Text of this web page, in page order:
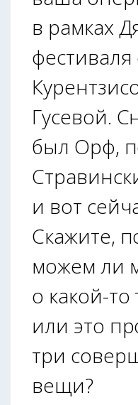
в рамках
Гусевой.
был Орф,
и вот
Скажите,
можем ли
о какой-
или это
три
вещи?